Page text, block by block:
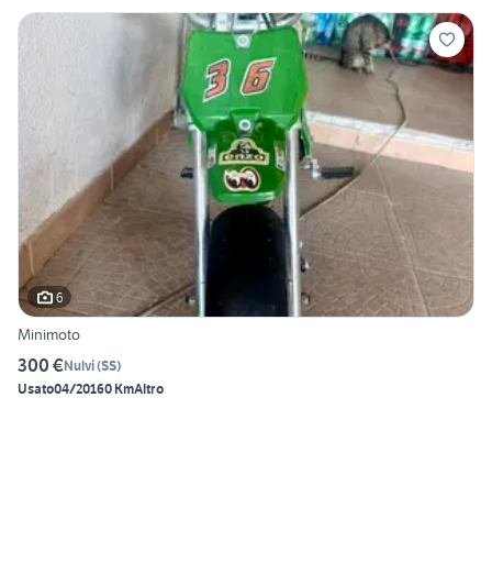
6
Minimoto
300 €Nulvi(SS)
Usato04/20160 KmAltro